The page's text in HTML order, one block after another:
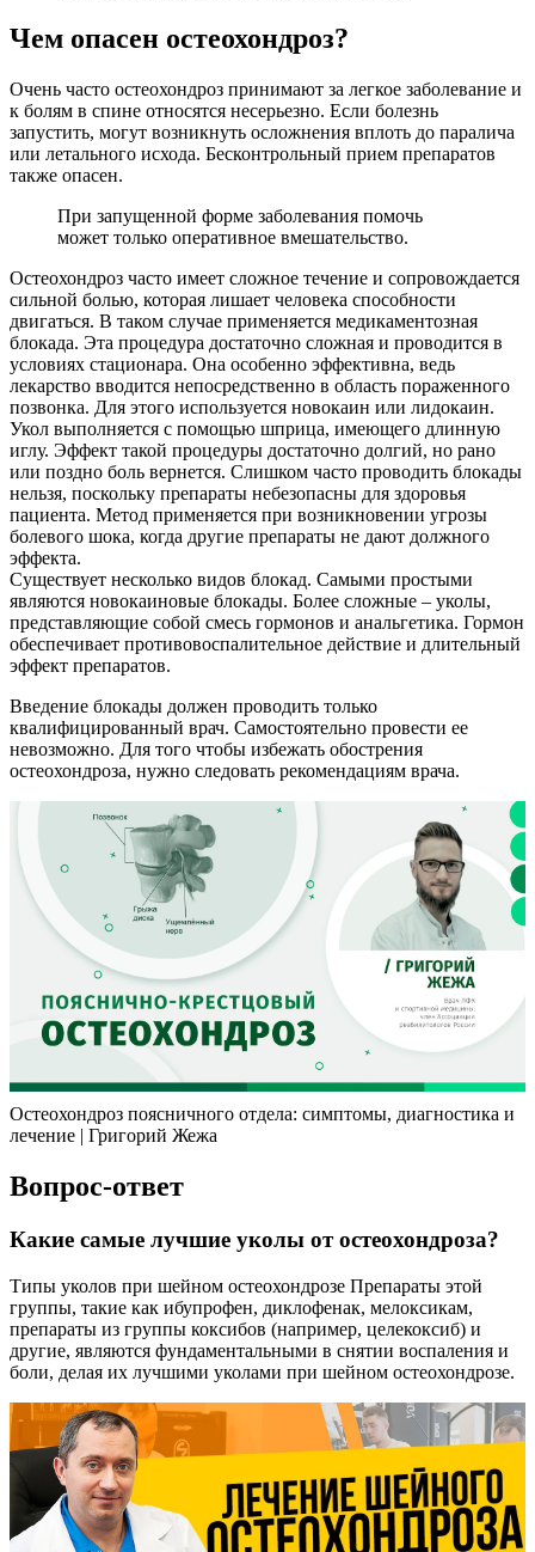
Чем опасен остеохондроз?
Очень часто остеохондроз принимают за легкое заболевание и
к болям в спине относятся несерьезно. Если болезнь
запустить, могут возникнуть осложнения вплоть до паралича
или летального исхода. Бесконтрольный прием препаратов
также опасен.
При запущенной форме заболевания помочь
может только оперативное вмешательство.
Остеохондроз часто имеет сложное течение и сопровождается
сильной болью, которая лишает человека способности
двигаться. В таком случае применяется медикаментозная
блокада. Эта процедура достаточно сложная и проводится в
условиях стационара. Она особенно эффективна, ведь
лекарство вводится непосредственно в область пораженного
позвонка. Для этого используется новокаин или лидокаин.
Укол выполняется с помощью шприца, имеющего длинную
иглу. Эффект такой процедуры достаточно долгий, но рано
или поздно боль вернется. Слишком часто проводить блокады
нельзя, поскольку препараты небезопасны для здоровья
пациента. Метод применяется при возникновении угрозы
болевого шока, когда другие препараты не дают должного
эффекта.
Существует несколько видов блокад. Самыми простыми
являются новокаиновые блокады. Более сложные – уколы,
представляющие собой смесь гормонов и анальгетика. Гормон
обеспечивает противовоспалительное действие и длительный
эффект препаратов.
Введение блокады должен проводить только
квалифицированный врач. Самостоятельно провести ее
невозможно. Для того чтобы избежать обострения
остеохондроза, нужно следовать рекомендациям врача.
Остеохондроз поясничного отдела: симптомы, диагностика и
лечение | Григорий Жежа
Вопрос-ответ
Какие самые лучшие уколы от остеохондроза?
Типы уколов при шейном остеохондрозе Препараты этой
группы, такие как ибупрофен, диклофенак, мелоксикам,
препараты из группы коксибов (например, целекоксиб) и
другие, являются фундаментальными в снятии воспаления и
боли, делая их лучшими уколами при шейном остеохондрозе.